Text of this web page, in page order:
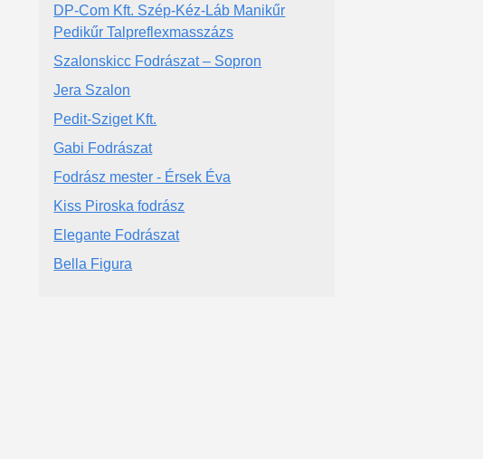
DP-Com Kft. Szép-Kéz-Láb Manikűr
Pedikűr Talpreflexmasszázs
Szalonskicc Fodrászat – Sopron
Jera Szalon
Pedit-Sziget Kft.
Gabi Fodrászat
Fodrász mester - Érsek Éva
Kiss Piroska fodrász
Elegante Fodrászat
Bella Figura